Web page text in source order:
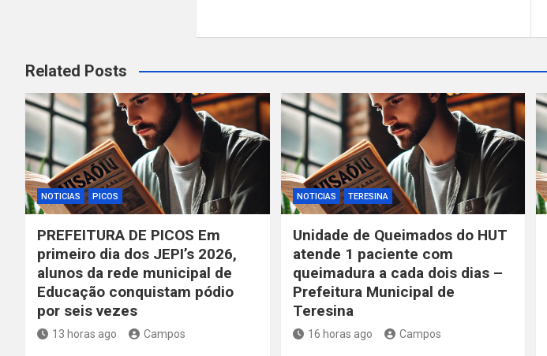
Related Posts
NOTICIAS PICOS
PREFEITURA DE PICOS Em
primeiro dia dos JEPI’s 2026,
alunos da rede municipal de
Educação conquistam pódio
por seis vezes
13 horas ago Campos
NOTICIAS TERESINA
Unidade de Queimados do HUT
atende 1 paciente com
queimadura a cada dois dias –
Prefeitura Municipal de
Teresina
16 horas ago Campos